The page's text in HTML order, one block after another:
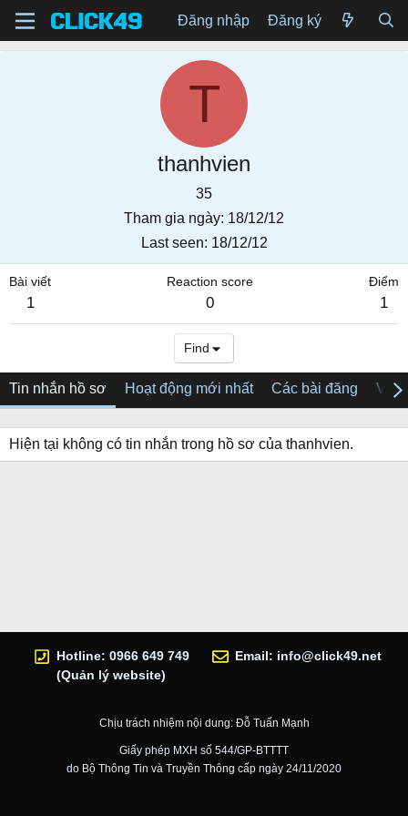
Đăng nhập Đăng ký
T
thanhvien
35
Tham gia ngày 18/12/12
Last seen 18/12/12
Bài viết
1
Reaction score
0
Điểm
1
Find
Tin nhắn hồ sơ Hoạt động mới nhất Các bài đăng Về
Hiện tại không có tin nhắn trong hồ sơ của thanhvien.
Hotline: 0966 649 749
(Quản lý website)
Email: info@click49.net
Chịu trách nhiệm nội dung: Đỗ Tuấn Mạnh
Giấy phép MXH số 544/GP-BTTTT
do Bộ Thông Tin và Truyền Thông cấp ngày 24/11/2020